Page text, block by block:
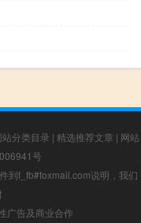
站分类目录 | 精选推荐文章 | 网站
号
到f_fb#foxmail.com说明，我们
广告及商业合作